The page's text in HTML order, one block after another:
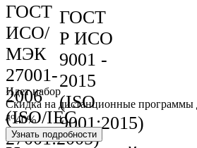
ГОСТ
ИСО/
МЭК
27001-
2006
(ISO/IEC
27001:2005)
ГОСТ
Р ИСО
9001 -
2015
(ISO
9001:2015)
Идет набор
Скидка на дистанционные программы
до40%
Узнать подробности